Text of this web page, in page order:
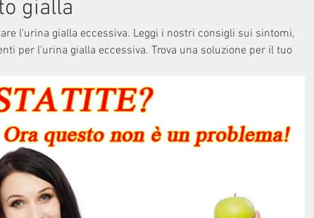
gialla
l'urina gialla eccessiva. Leggi i nostri consigli sui sintomi,
per l'urina gialla eccessiva. Trova una soluzione per il tuo